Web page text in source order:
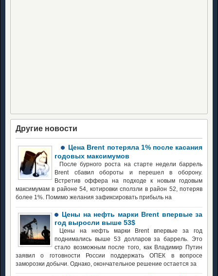
Другие новости
Цена Brent потеряла 1% после касания
годовых максимумов
После бурного роста на старте недели баррель
Brent сбавил обороты и перешел в оборону.
Встретив оффера на подходе к новым годовым
максимумам в районе 54, котировки сползли в район 52, потеряв
более 1%. Помимо желания зафиксировать прибыль на
Цены на нефть марки Brent впервые за
год выросли выше 53$
Цены на нефть марки Brent впервые за год
поднимались выше 53 долларов за баррель. Это
стало возможным после того, как Владимир Путин
заявил о готовности России поддержать ОПЕК в вопросе
заморозки добычи. Однако, окончательное решение остается за